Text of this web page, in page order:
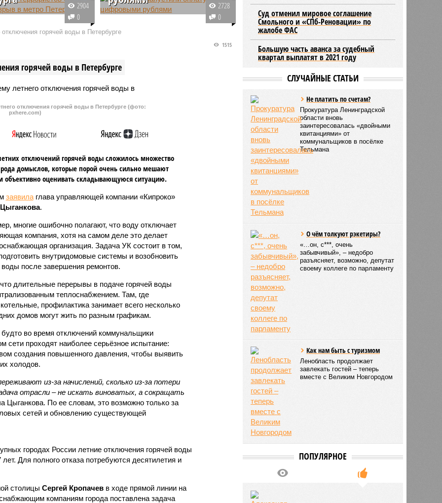
к организаторам
акта,
судом.
2904
0
Петербургский аэропорт Пулково
воздушной гаванью, где в
цифровой валютой.
2728
0
горячей воды в Петербурге
горячей воды в Петербурге
1515
отключения горячей воды в Петербурге (фото:
pxhere.com)
отключений горячей воды сложилось множество
рода домыслов, которые порой очень сильно мешают
объективно оценивать складывающуюся ситуацию.
заявилаглава управляющей компании «Кипроко»
.
многие ошибочно полагают, что воду отключает
компания, хотя на самом деле это делает
организация. Задача УК состоит в том,
внутридомовые системы и возобновить
воды после завершения ремонтов.
длительные перерывы в подаче горячей воды
теплоснабжением. Там, где
профилактика занимает всего несколько
домов могут жить по разным графикам.
во время отключений коммунальщики
сети проходят наиболее серьёзное испытание:
создания повышенного давления, чтобы выявить
холодов.
из-за начислений, сколько из-за потери
отрасли – не искать виноватых, а сокращать
Цыганкова. По ее словам, это возможно только за
сетей и обновлению существующей
городах России летние отключения горячей воды
Для полного отказа потребуются десятилетия и
столицы Сергей Кропачевв ходе прямой линии на
компаниям города поставлена задача
Суд отменил мировое соглашение
Смольного и «СПб-Реновации» по
жалобе ФАС
Большую часть аванса за судебный
квартал выплатят в 2021 году
СЛУЧАЙНЫЕ СТАТЬИ
Не платить по счетам?
Прокуратура Ленинградской
области вновь
заинтересовалась «двойными
квитанциями» от
коммунальщиков в посёлке
Тельмана
О чём толкуют рэкетиры?
«…он, с***, очень
забывчивый», – недобро
разъясняет, возможно, депутат
своему коллеге по парламенту
Как нам быть с туризмом
Ленобласть продолжает
завлекать гостей – теперь
вместе с Великим Новгородом
ПОПУЛЯРНОЕ